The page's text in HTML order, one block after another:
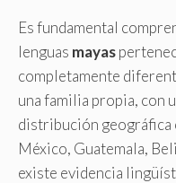
Es fundamental
lenguas mayas
completamente
una familia propia, con
distribución geográfica
México, Guatemala,
existe evidencia